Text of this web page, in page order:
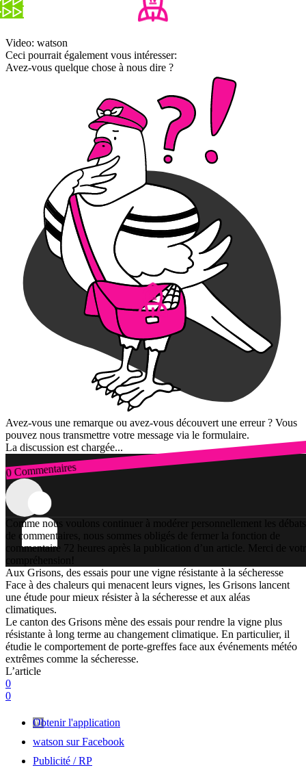
Video: watson
Ceci pourrait également vous intéresser:
Avez-vous quelque chose à nous dire ?
Avez-vous une remarque ou avez-vous découvert une erreur ? Vous
pouvez nous transmettre votre message via le formulaire.
La discussion est chargée...
0 Commentaires
Connexion
Comme nous voulons continuer à modérer personnellement les débats
de commentaires, nous sommes obligés de fermer la fonction de
commentaire 72 heures après la publication d’un article. Merci de
compréhension!
Aux Grisons, des essais pour une vigne résistante à la sécheresse
Face à des chaleurs qui menacent leurs vignes, les Grisons lancent
une étude pour mieux résister à la sécheresse et aux aléas
climatiques.
Le canton des Grisons mène des essais pour rendre la vigne plus
résistante à long terme au changement climatique. En particulier, il
étudie le comportement de porte-greffes face aux événements météo
extrêmes comme la sécheresse.
L’article
0
0
Obtenir l'application
watson sur Facebook
Publicité / RP